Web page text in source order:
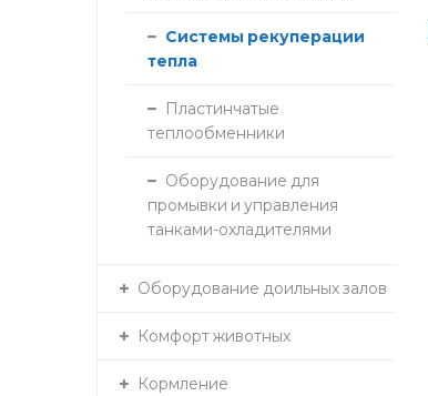
Системы рекуперации
тепла
Пластинчатые
теплообменники
Оборудование для
промывки и управления
танками-охладителями
Оборудование доильных залов
Комфорт животных
Кормление